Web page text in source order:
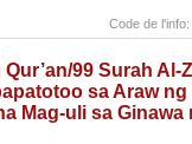
Code de l'info:
Qur’an/99 Surah Al-
sa Araw ng
Mag-uli sa Ginawa